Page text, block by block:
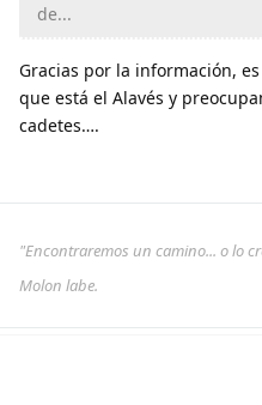
de...
Gracias por la información,
que está el Alavés y
cadetes….
"Encontraremos un camino... o lo
Molon labe.